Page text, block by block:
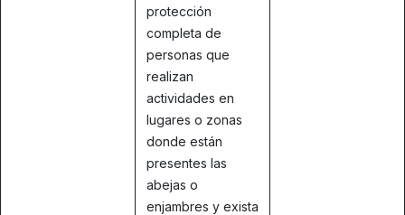
protección
completa de
personas que
realizan
actividades en
lugares o zonas
donde están
presentes las
abejas o
enjambres y exista